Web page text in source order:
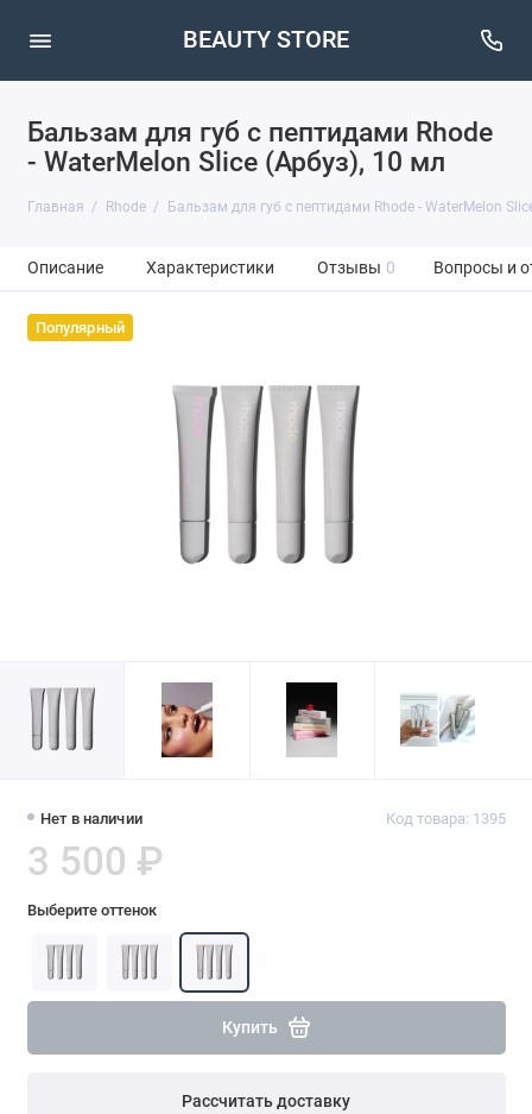
BEAUTY STORE
Бальзам для губ с пептидами Rhode
- WaterMelon Slice (Арбуз), 10 мл
Главная Rhode Бальзам для губ с пептидами Rhode - WaterMelon
Описание Характеристики Отзывы 0 Вопросы и
Популярный
Нет в наличии Код товара: 1395
3 500 ₽
Выберите оттенок
Купить
Рассчитать доставку